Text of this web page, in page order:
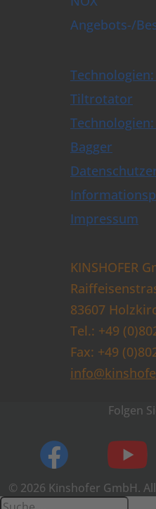
Angebots-/
Tiltrotator
Bagger
Impressum
KINSHOFER
83607
Tel.: +49
Fax: +49
Folgen
© 2026 Kinshofer GmbH.